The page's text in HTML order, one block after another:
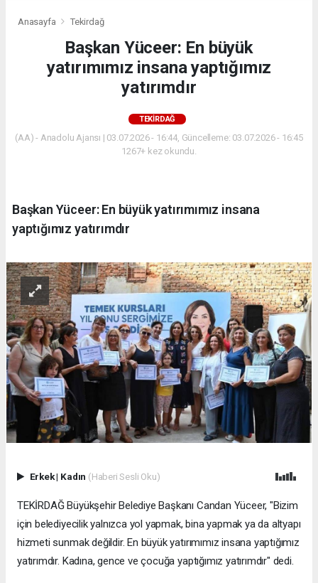
Anasayfa Tekirdağ
Başkan Yüceer: En büyük
yatırımımız insana yaptığımız
yatırımdır
TEKIRDAĞ
(AA) - Anadolu Ajansı | 03.07.2026 - 16:44, Güncelleme: 03.07.2026 - 16:45
1267+ kez okundu.
Başkan Yüceer: En büyük yatırımımız insana
yaptığımız yatırımdır
Erkek| Kadın (Haberi Sesli Oku)
TEKİRDAĞ Büyükşehir Belediye Başkanı Candan Yüceer, "Bizim
için belediyecilik yalnızca yol yapmak, bina yapmak ya da altyapı
hizmeti sunmak değildir. En büyük yatırımımız insana yaptığımız
yatırımdır. Kadına, gence ve çocuğa yaptığımız yatırımdır" dedi.